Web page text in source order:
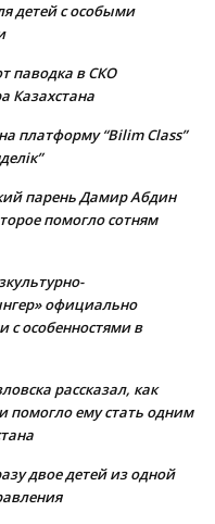
детей с особыми
паводка в СКО
Казахстана
платформу “Bilim Class”
парень Дамир Абдин
помогло сотням
официально
с особенностями в
рассказал, как
ему стать одним
двое детей из одной